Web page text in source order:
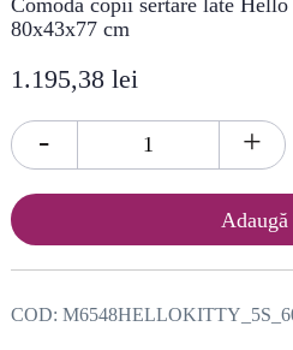
Comoda copii sertare late
80x43x77 cm
1.195,38 lei
+
-
COD: